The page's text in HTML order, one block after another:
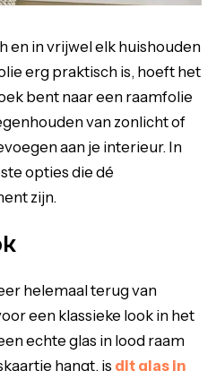
en in vrijwel elk huishouden
erg praktisch is, hoeft het
bent naar een raamfolie
van zonlicht of
aan je interieur. In
opties die dé
zijn.
helemaal terug van
een klassieke look in het
echte glas in lood raam
hangt, is dit glas in